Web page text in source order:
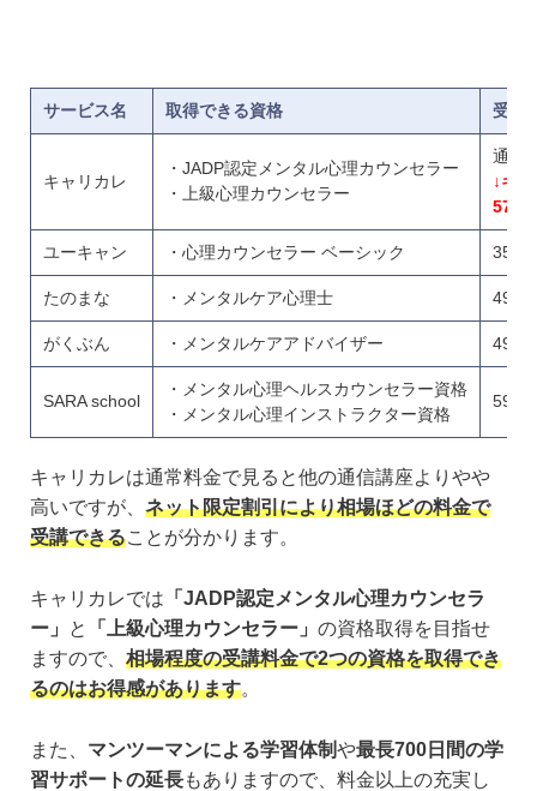
サービス名 取得できる資格 受講
キャリカレ
・JADP認定メンタル心理カウンセラー
・上級心理カウンセラー
通常
↓キ
ユーキャン ・心理カウンセラー ベーシック
たのまな ・メンタルケア心理士
がくぶん ・メンタルケアアドバイザー
SARA school
・メンタル心理ヘルスカウンセラー資格
・メンタル心理インストラクター資格
キャリカレは通常料金で見ると他の通信講座よりやや
高いですが、 ネット限定割引により相場ほどの料金で
受講できることが分かります。
キャリカレでは 「JADP認定メンタル心理カウンセラ
ー」
と 「上級心理カウンセラー」 の資格取得を目指せ
ますので、 相場程度の受講料金で2つの資格を取得でき
るのはお得感があります。
また、 マンツーマンによる学習体制や最長700日間の学
習サポートの延長もありますので、料金以上の充実し